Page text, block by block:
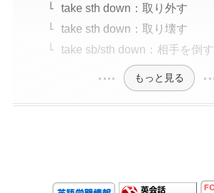
take sth down：取り外す
take sth down：取り壊す
take sb/sth down：相手を倒す
もっと見る